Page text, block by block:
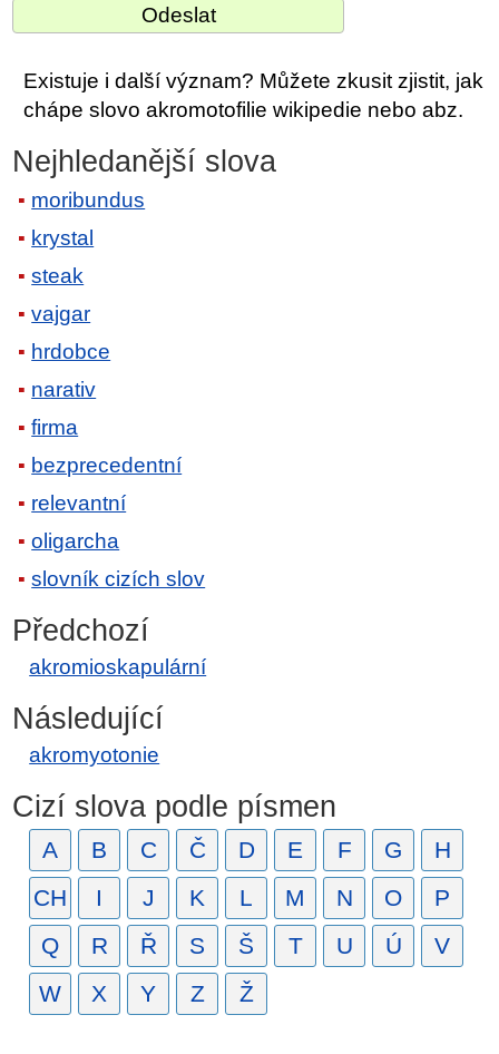
Existuje i další význam? Můžete zkusit zjistit, jak
chápe slovo akromotofilie wikipedie nebo abz.
Nejhledanější slova
moribundus
krystal
steak
vajgar
hrdobce
narativ
firma
bezprecedentní
relevantní
oligarcha
slovník cizích slov
Předchozí
akromioskapulární
Následující
akromyotonie
Cizí slova podle písmen
A B C Č D E F G
H
CH
I J K L M N O
P
Q
R Ř S Š T U Ú
V
W
X Y Z Ž